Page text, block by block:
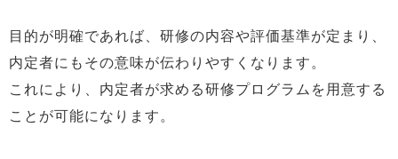
目的が明確であれば、研修の内容や評価基準が定まり、
内定者にもその意味が伝わりやすくなります。
これにより、内定者が求める研修プログラムを用意する
ことが可能になります。